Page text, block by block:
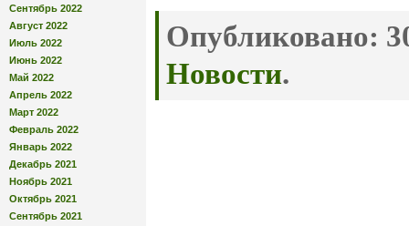
Сентябрь 2022
Август 2022
Июль 2022
Июнь 2022
Май 2022
Апрель 2022
Март 2022
Февраль 2022
Январь 2022
Декабрь 2021
Ноябрь 2021
Октябрь 2021
Сентябрь 2021
Опубликовано:
Новости.